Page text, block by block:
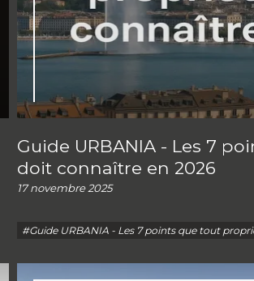
Guide URBANIA - Les 7
doit connaître en 2026
17 novembre 2025
#Guide URBANIA - Les 7 points que tout